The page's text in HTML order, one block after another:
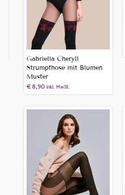
Gabriella Cheryll
Strumpfhose mit Blumen
Muster
€ 8,90 inkl. MwSt.